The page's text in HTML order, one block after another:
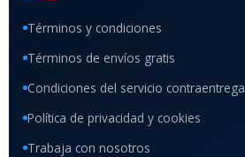
Términos y condiciones
Términos de envíos gratis
Condiciones del servicio contraentrega
Política de privacidad y cookies
Trabaja con nosotros